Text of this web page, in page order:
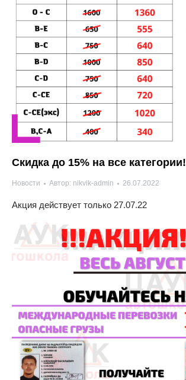
Скидка до 15% на все категории!
Новости Автор: nikvik-admin 26.07.2022
Акция действует только 27.07.22